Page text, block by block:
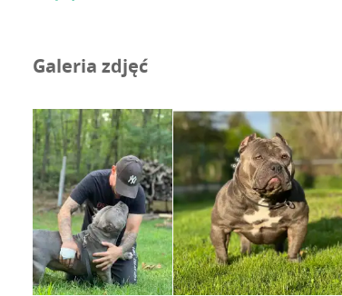
különleges: barátságos, játékos, és rendkívül
egészséges, gyönyörű és kiegyensúlyozott
számára, mint amilyet az én kutyáim hoztak
Galeria zdjęć